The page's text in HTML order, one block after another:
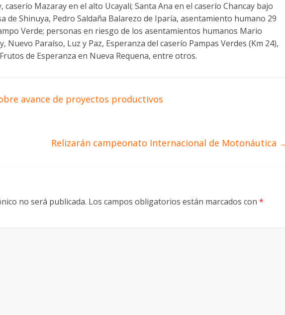
caserío Mazaray en el alto Ucayali; Santa Ana en el caserío Chancay bajo
de Shinuya, Pedro Saldaña Balarezo de Iparía, asentamiento humano 29
Verde; personas en riesgo de los asentamientos humanos Mario
Nuevo Paraíso, Luz y Paz, Esperanza del caserío Pampas Verdes (Km 24),
de Esperanza en Nueva Requena, entre otros.
avance de proyectos productivos
Relizarán campeonato Internacional de Motonáutica
no será publicada. Los campos obligatorios están marcados con *